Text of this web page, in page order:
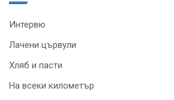
Интервю
Лачени цървули
Хляб и пасти
На всеки километър